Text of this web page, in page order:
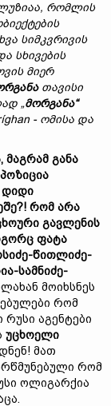
ა, რომლის
სიმკვრივის
სხივების
მიერ
თავისი
„მორგანა“
- ომისა და
მაგრამ განა
დიდი
! რომ არა
გავლენის
ფატა
წითლიძე-
სამნიძე-
მოიხსნეს
რომ
აგენტები
უცხოელი
მათ
რომ
ოლიგარქია